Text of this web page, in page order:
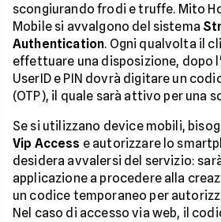
scongiurando frodi e truffe. Mito
Mobile si avvalgono del sistema
Authentication. Ogni qualvolta il
effettuare una disposizione, dopo
UserID e PIN dovrà digitare un
(OTP), il quale sarà attivo per una
Se si utilizzano device mobili,
Vip Access e autorizzare lo
desidera avvalersi del servizio:
applicazione a procedere alla
un codice temporaneo per
Nel caso di accesso via web, il